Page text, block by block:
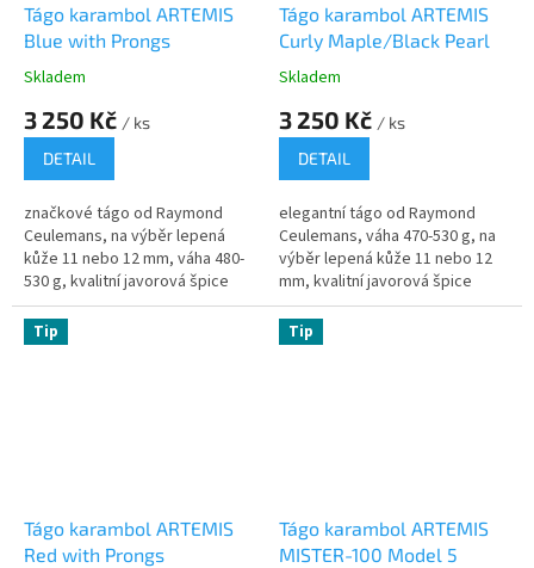
Tágo karambol ARTEMIS
Blue with Prongs
Skladem
3 250 Kč / ks
DETAIL
značkové tágo od Raymond
Ceulemans, na výběr lepená
kůže 11 nebo 12 mm, váha 480-
530 g, kvalitní javorová špice
Tágo karambol ARTEMIS
Curly Maple/Black Pearl
Skladem
3 250 Kč / ks
DETAIL
elegantní tágo od Raymond
Ceulemans, váha 470-530 g, na
výběr lepená kůže 11 nebo 12
mm, kvalitní javorová špice
Tip
Tágo karambol ARTEMIS
Red with Prongs
Tip
Tágo karambol ARTEMIS
MISTER-100 Model 5